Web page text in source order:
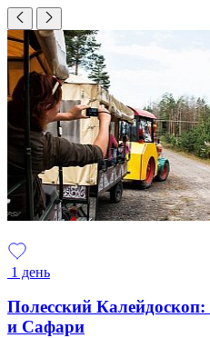
1 день
Полесский
и Сафари